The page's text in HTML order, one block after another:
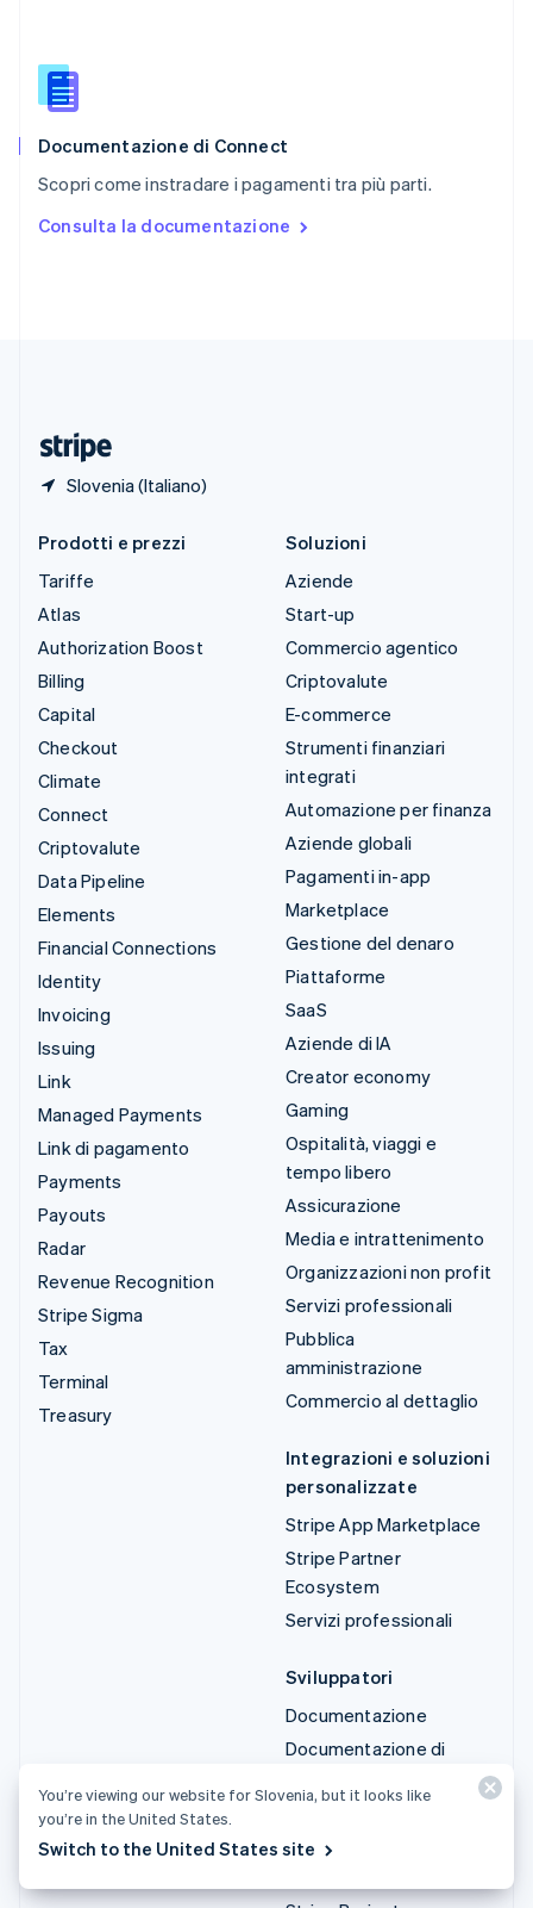
Documentazione di Connect
Scopri come instradare i pagamenti tra più parti.
Consulta la documentazione
Slovenia (Italiano)
Slovacchia
English
Slovenia
EnglishItaliano
EspañolEnglish
English Español简体中文
Prodotti e prezzi
Tariffe
Atlas
Authorization Boost
Billing
Capital
Checkout
Climate
Connect
Criptovalute
Data Pipeline
Elements
Financial Connections
Identity
Invoicing
Issuing
Link
Managed Payments
Link di pagamento
Payments
Payouts
Radar
Revenue Recognition
Stripe Sigma
Tax
Terminal
Treasury
Soluzioni
Aziende
Start-up
Commercio agentico
Criptovalute
E-commerce
Strumenti finanziari
integrati
Automazione per finanza
Aziende globali
Pagamenti in-app
Marketplace
Gestione del denaro
Piattaforme
SaaS
Aziende di IA
Creator economy
Gaming
Ospitalità, viaggi e
tempo libero
Assicurazione
Media e intrattenimento
Organizzazioni non profit
Servizi professionali
Pubblica
amministrazione
Commercio al dettaglio
Integrazioni e soluzioni
personalizzate
Stripe App Marketplace
Stripe Partner
Ecosystem
Servizi professionali
Sviluppatori
Documentazione
Documentazione di
Stato dell'API
Log delle modifiche API
You’re viewing our website for Slovenia, but it looks like
you’re in the United States.
Switch to the United States site